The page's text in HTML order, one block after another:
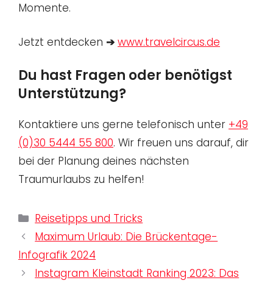
Momente.
Jetzt entdecken ➔ www.travelcircus.de
Du hast Fragen oder benötigst
Unterstützung?
Kontaktiere uns gerne telefonisch unter +49
(0)30 5444 55 800. Wir freuen uns darauf, dir
bei der Planung deines nächsten
Traumurlaubs zu helfen!
Kategorien
Reisetipps und Tricks
Maximum Urlaub: Die Brückentage-
Infografik 2024
Instagram Kleinstadt Ranking 2023: Das